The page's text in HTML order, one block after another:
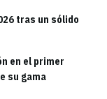
tras un sólido
en el primer
su gama